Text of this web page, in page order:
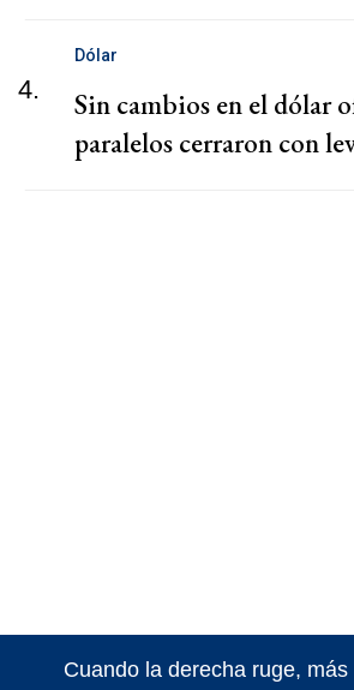
4.
Dólar
Sin cambios en el dólar
paralelos cerraron con
Cuando la derecha ruge,